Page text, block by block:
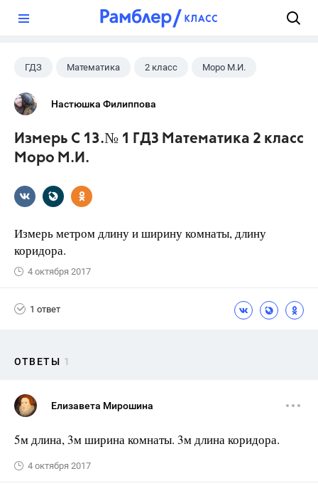
ГДЗ Математика 2 класс Моро М.И.
Настюшка Филиппова
Измерь С 13.№ 1 ГДЗ Математика 2 класс
Моро М.И.
Измерь метром длину и ширину комнаты, длину
коридора.
4 октября 2017
1 ответ
ОТВЕТЫ 1
Елизавета Мирошина
5м длина, 3м ширина комнаты. 3м длина коридора.
4 октября 2017